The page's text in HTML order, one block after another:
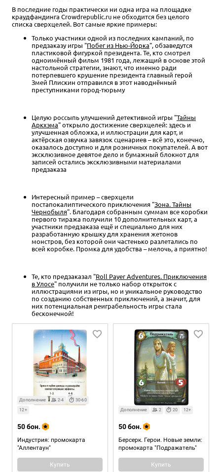
В последние годы практически ни одна игра на площадке
краудфандинга Crowdrepublic.ru не обходится без целого
списка сверхцелей. Вот самые яркие примеры:
Только участники одной из последних кампаний, по
предзаказу игры "Побег из Нью-Йорка", обзаведутся
пластиковой фигуркой президента. Те, кто смотрел
одноимённый фильм 1981 года, лежащий в основе этой
настольной стратегии, знают, что именно ради
потерпевшего крушение президента главный герой
Змей Плискин отправился в этот наводнённый
преступниками город-тюрьму
Целую россыпь улучшений детективной игры "Тайны
Аркхэма" открыло достижение сверхцелей: здесь и
улучшенная обложка, и иллюстрации для карт, и
актёрская озвучка завязок сценариев – всё это, конечно,
оказалось доступно и для розничных покупателей. А вот
эксклюзивное девятое дело и бумажный блокнот для
записей остались эксклюзивными материалами
предзаказа
Интересный пример – сверхцели
постапокалиптического приключения "Зона. Тайны
Чернобыля". Благодаря собранным суммам все коробки
первого тиража получили 10 дополнительных карт, а
участники предзаказа ещё и специально для них
разработанную крышку для хранения жетонов
монстров, без которой они частенько разлетались по
всей коробке. Промка для удобства – мелочь, а приятно!
Те, кто предзаказал "Roll Payer Adventures. Приключения
в Улосе" получили не только набор открыток с
иллюстрациями из игры, но и уникальное руководство
по созданию собственных приключений, а значит, для
них потенциальная реиграбельность игры стала
бесконечной!
Дополнение 2-4
30-60
12+
Индустрия: промокарта
"Аллентаун"
50 бон.
Купить
Дополнение 2 20 12+
Берсерк. Герои. Новые земли:
промокарта "Подражатель"
50 бон.
Купить